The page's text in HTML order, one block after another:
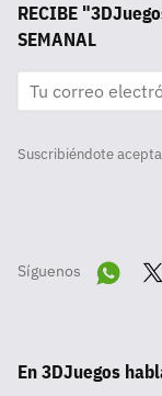
RECIBE
SEMANAL
Suscribiéndote
Síguenos
pp
En 3DJuegos